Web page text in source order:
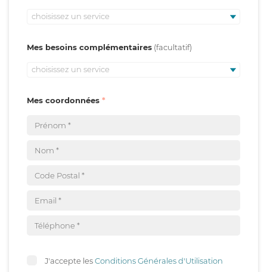
choisissez un service
Mes besoins complémentaires
choisissez un service
Mes coordonnées
J'accepte lesConditions Générales d'Utilisation